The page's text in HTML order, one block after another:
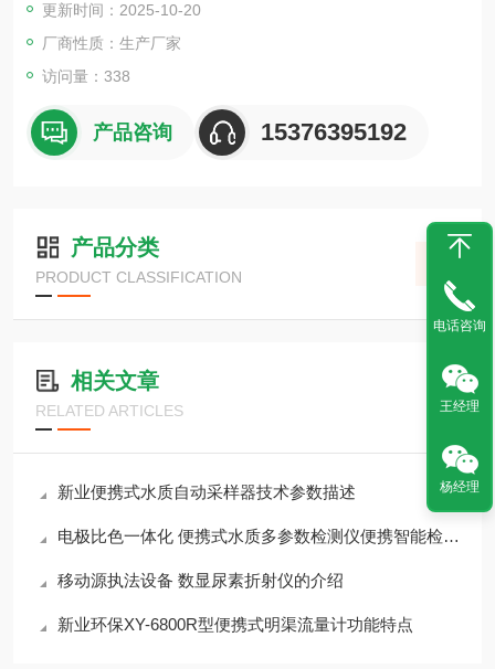
巧、操作简单、携带方便、抗振性好。该产品采用高分辨率点阵
液晶显示技术，显示更加直观清晰。
更新时间：2025-10-20
厂商性质：生产厂家
访问量：338
产品咨询 15376395192
产品分类
PRODUCT CLASSIFICATION
相关文章
RELATED ARTICLES
新业便携式水质自动采样器技术参数描述
电极比色一体化 便携式水质多参数检测仪便携智能检测系统解析
移动源执法设备 数显尿素折射仪的介绍
新业环保XY-6800R型便携式明渠流量计功能特点
电话咨询
王经理
杨经理